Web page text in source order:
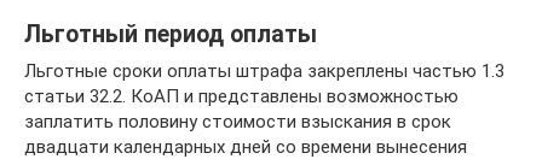
Льготный период оплаты
Льготные сроки оплаты штрафа закреплены частью 1.3
статьи 32.2. КоАП и представлены возможностью
заплатить половину стоимости взыскания в срок
двадцати календарных дней со времени вынесения